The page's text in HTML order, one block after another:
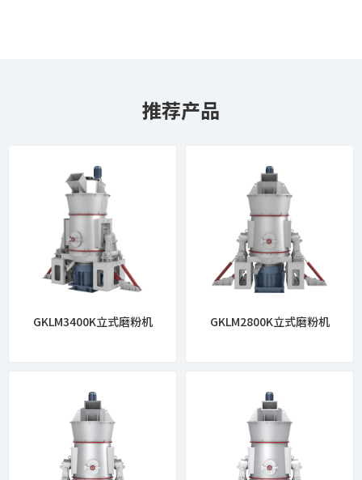
推荐产品
GKLM3400K立式磨粉机 GKLM2800K立式磨粉机